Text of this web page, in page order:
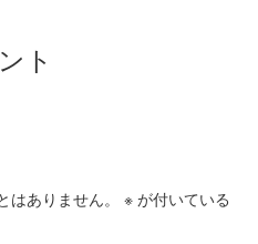
ト
ありません。 ※ が付いている